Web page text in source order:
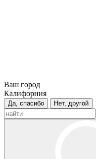
Ваш город
Калифорния
Да, спасибо Нет, другой